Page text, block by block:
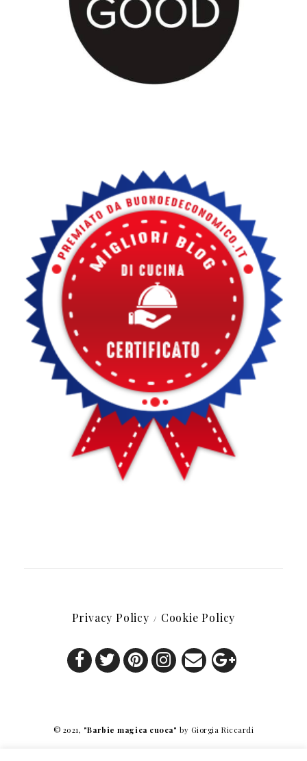
Privacy Policy Cookie Policy
© 2021, "Barbie magica cuoca" by Giorgia Riccardi